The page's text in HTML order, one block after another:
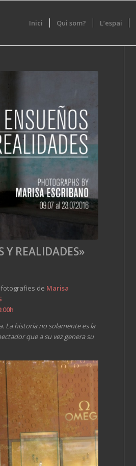
Inici Qui som? L’espai
REALIDADES»
de Marisa
La historia no solamente es la
que a su vez genera su